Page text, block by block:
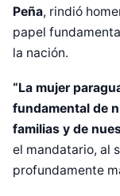
Peña, rindió
papel
la nación.
“La mujer
fundamental de
familias y de
el mandatario, al
profundamente